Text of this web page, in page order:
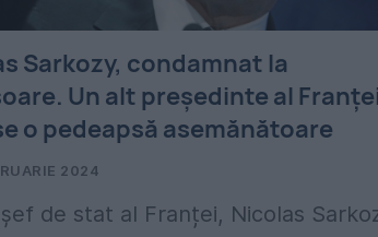
Sarkozy, condamnat la
Un alt președinte al
o pedeapsă asemănătoare
2024
de stat al Franței, Nicolas